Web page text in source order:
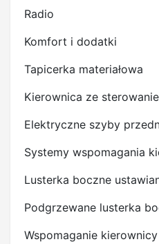
Radio
Komfort i dodatki
Tapicerka materiałowa
Kierownica ze
Elektryczne szyby
Systemy wspomagania
Lusterka boczne
Podgrzewane lusterka
Wspomaganie kierownicy